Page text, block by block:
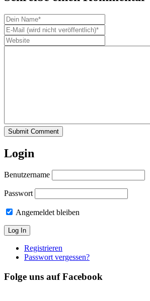
Submit Comment
Login
Benutzername
Passwort
Angemeldet bleiben
Registrieren
Passwort vergessen?
Folge uns auf Facebook